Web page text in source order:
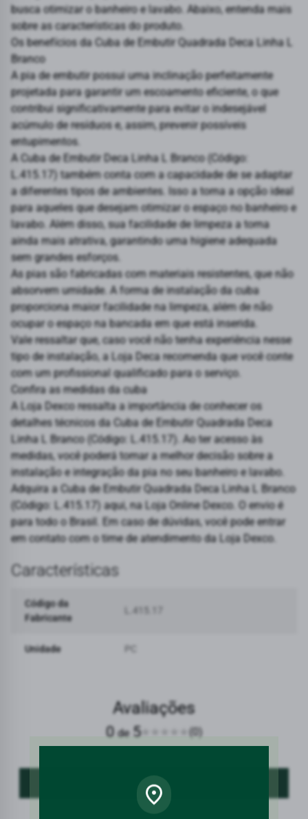
busca otimizar o banheiro e lavabo. Abaixo, entenda mais
sobre as características do produto.
Os benefícios da Cuba de Embutir Quadrada Deca Linha L
Branco
A pia de embutir possui uma inclinação perfeitamente
projetada para garantir um escoamento eficiente, o que
contribui significativamente para evitar o indesejável
acúmulo de resíduos e, assim, prevenir possíveis
entupimentos.
A Cuba de Embutir Deca Linha L Branco (Código:
L.415.17) também conta com a capacidade de se adaptar
a diferentes tipos de ambientes. Isso a torna a opção ideal
para aqueles que desejam otimizar o espaço no banheiro e
lavabo. Além disso, sua facilidade de limpeza a torna
ainda mais atrativa, garantindo uma higiene adequada
sem grandes esforços.
As pias são fabricadas com materiais resistentes, que não
absorvem umidade. A forma de instalação da cuba
proporciona maior facilidade na limpeza, além de não
ocupar o espaço na bancada em que está inserida.
Vale ressaltar que, caso você não tenha experiência nesse
tipo de instalação, a Loja Deca recomenda que você conte
com um profissional qualificado para o serviço.
Confira as medidas da cuba
A Loja Dexco ressalta a importância de conhecer os
detalhes técnicos da Cuba de Embutir Quadrada Deca
Linha L Branco (Código: L.415.17). Ao ter acesso às
medidas, você poderá tomar a melhor decisão sobre a
instalação e integração da pia no seu banheiro e lavabo.
Adquira a Cuba de Embutir Quadrada Deca Linha L Branco
(Código: L.415.17) aqui, na Loja Online Dexco. O envio é
para todo o Brasil. Em caso de dúvidas, você pode entrar
em contato com o time de atendimento da Loja Dexco.
Características
Código da
Fabricante
L.415.17
Unidade PC
Avaliações
0de5 (0)
FAÇA LOGIN PARA AVALIAR